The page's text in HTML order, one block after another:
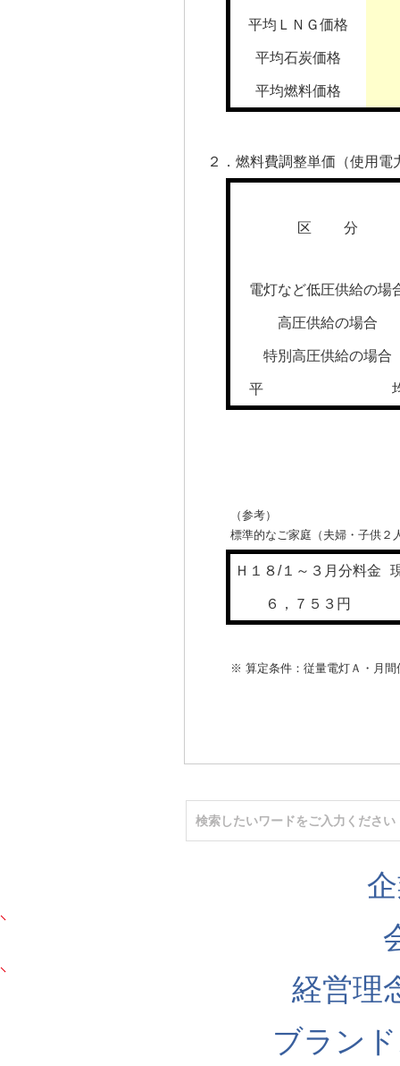
平均ＬＮＧ価格
平均石炭価格
平均燃料価格
２．燃料費調整単価（使用電
区 分
電灯など低圧供給の場
高圧供給の場合
特別高圧供給の場合
平
（参考）
標準的なご家庭（夫婦・子供２
Ｈ１８/１～３月分料金
６，７５３円
※ 算定条件：従量電灯Ａ・月
経営理
ブラン